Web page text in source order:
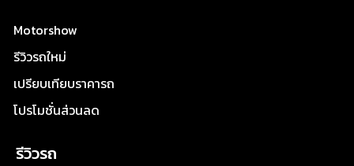
Motorshow
รีวิวรถใหม่
เปรียบเทียบราคารถ
โปรโมชั่นส่วนลด
รีวิวรถ